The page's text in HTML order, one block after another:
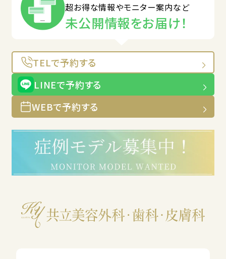
超お得な情報やモニター案内など
未公開情報をお届け！
TELで予約する
LINEで予約する
WEBで予約する